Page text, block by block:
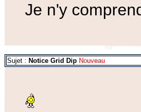
Je n'y
Sujet : Notice Grid Dip Nouveau